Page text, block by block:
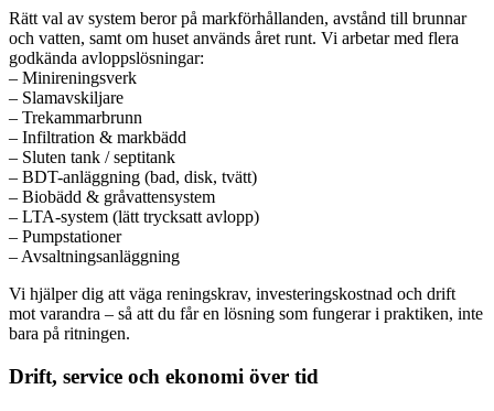
Rätt val av system beror på markförhållanden, avstånd till brunnar
och vatten, samt om huset används året runt. Vi arbetar med flera
godkända avloppslösningar:
– Minireningsverk
– Slamavskiljare
– Trekammarbrunn
– Infiltration & markbädd
– Sluten tank / septitank
– BDT-anläggning (bad, disk, tvätt)
– Biobädd & gråvattensystem
– LTA-system (lätt trycksatt avlopp)
– Pumpstationer
– Avsaltningsanläggning
Vi hjälper dig att väga reningskrav, investeringskostnad och drift
mot varandra – så att du får en lösning som fungerar i praktiken, inte
bara på ritningen.
Drift, service och ekonomi över tid